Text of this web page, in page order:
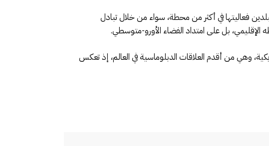
فعاليتها في أكثر من محطة، سواء من خلال تبادل
الإقليمي، بل على امتداد الفضاء الأورو-متوسطي.
لإحياء 250 سنة من العلاقات المغربية الأمريكية، وهي من أقدم العلاقات الدبلوماسية في العالم، إذ تعكس